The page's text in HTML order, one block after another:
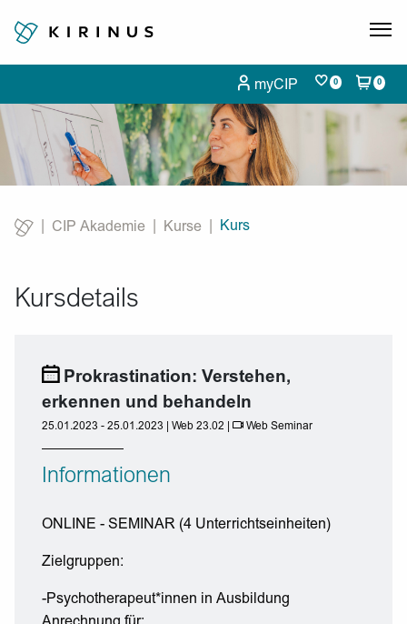
myCIP 0 0
CIP Akademie Kurse
Current:
Kurs
Kursdetails
Prokrastination: Verstehen,
erkennen und behandeln
25.01.2023 - 25.01.2023 | Web 23.02 | Web Seminar
Informationen
ONLINE - SEMINAR (4 Unterrichtseinheiten)
Zielgruppen:
-Psychotherapeut*innen in Ausbildung